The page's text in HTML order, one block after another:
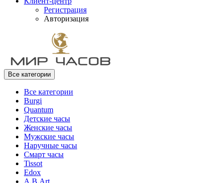
Регистрация
Авторизация
Все категории
Все категории
Burgi
Quantum
Детские часы
Женские часы
Мужские часы
Наручные часы
Смарт часы
Tissot
Edox
A.B.Art